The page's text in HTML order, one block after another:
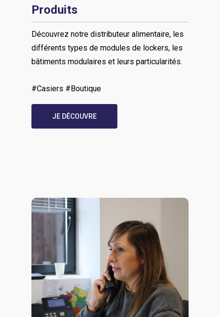
Produits
Découvrez notre distributeur alimentaire, les
différents types de modules de lockers, les
bâtiments modulaires et leurs particularités.
#Casiers #Boutique
JE DÉCOUVRE